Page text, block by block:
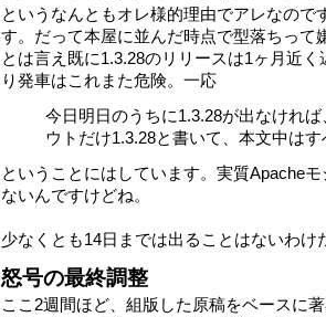
というなんともオレ様的理由でアレなので
す。だって本屋に並んだ時点で型落ちって
とは言え既に1.3.28のリリースは1ヶ月近
り発車はこれまた危険。一応
今日明日のうちに1.3.28が出なけれ
ウトだけ1.3.28と書いて、本文中は
ということにはしています。実質Apache
ないんですけどね。
少なくとも14日までは出ることはないわけ
怒号の最終調整
ここ2週間ほど、組版した原稿をベースに